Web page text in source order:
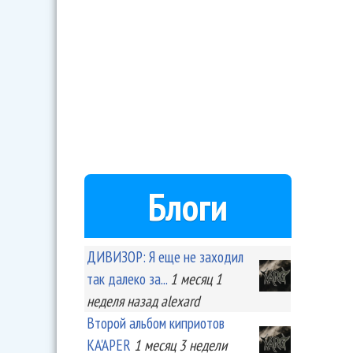
Блоги
ДИВИЗОР: Я еще не заходил
так далеко за... 1 месяц 1
неделяназад alexard
Второй альбом киприотов
KA'APER 1 месяц 3 недели